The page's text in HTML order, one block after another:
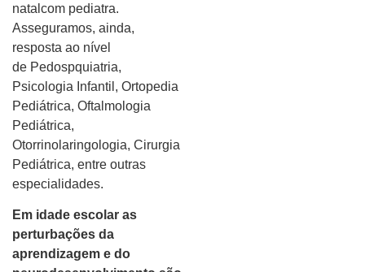
natalcom pediatra.
Asseguramos, ainda,
resposta ao nível
de Pedospquiatria,
Psicologia Infantil, Ortopedia
Pediátrica, Oftalmologia
Pediátrica,
Otorrinolaringologia, Cirurgia
Pediátrica, entre outras
especialidades.
Em idade escolar as
perturbações da
aprendizagem e do